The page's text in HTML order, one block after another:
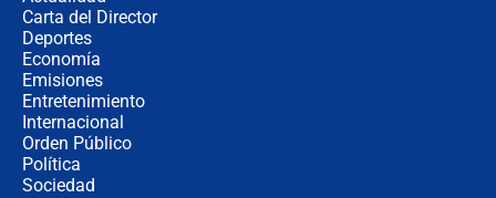
Carta del Director
Deportes
Economía
Emisiones
Entretenimiento
Internacional
Orden Público
Política
Sociedad